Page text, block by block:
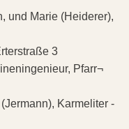
und Marie (Heiderer),
3
Pfarr¬
Karmeliter -